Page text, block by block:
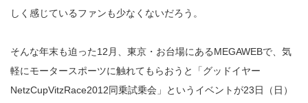
しく感じているファンも少なくないだろう。
そんな年末も迫った12月、東京・お台場にあるMEGAWEBで、気
軽にモータースポーツに触れてもらおうと「グッドイヤー
NetzCupVitzRace2012同乗試乗会」というイベントが23日（日）